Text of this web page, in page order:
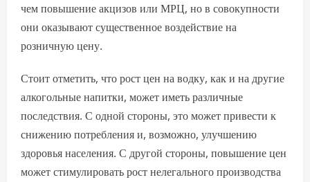
чем повышение акцизов или МРЦ, но в совокупности
они оказывают существенное воздействие на
розничную цену.
Стоит отметить, что рост цен на водку, как и на другие
алкогольные напитки, может иметь различные
последствия. С одной стороны, это может привести к
снижению потребления и, возможно, улучшению
здоровья населения. С другой стороны, повышение цен
может стимулировать рост нелегального производства